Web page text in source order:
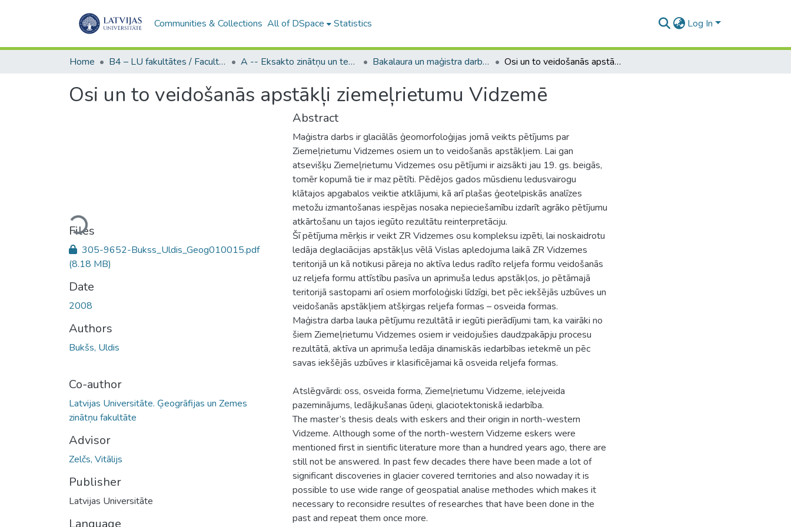
Communities & Collections All of DSpace Statistics Log In
Home B4 – LU fakultātes / Faculties of the UL A -- Eksakto zinātņu un tehnoloģiju fakultāte / Faculty of Science and Technology Bakalaura un maģistra darbi (EZTF) / Bachelor's and Master's theses Osi un to veidošanās apstākļi ziemeļrietumu Vidzemē
Osi un to veidošanās apstākļi ziemeļrietumu Vidzemē
Loading...
Files
305-9652-Bukss_Uldis_Geog010015.pdf
(8.18 MB)
Date
2008
Authors
Bukšs, Uldis
Co-author
Latvijas Universitāte. Ģeogrāfijas un Zemes
zinātņu fakultāte
Advisor
Zelčs, Vitālijs
Publisher
Latvijas Universitāte
Language
Abstract
Maģistra darbs ir glaciālās ģeomorfoloģijas jomā veikts pētījums par
Ziemeļrietumu Vidzemes osiem un to veidošanās apstākļiem. Lai gan
atsevišķu Ziemeļrietumu Vidzemes osu pētījumi ir aizsākti jau 19. gs. beigās,
tomēr kopumā tie ir maz pētīti. Pēdējos gados mūsdienu ledusvairogu
klātajos apgabalos veiktie atklājumi, kā arī plašas ģeotelpiskās analīzes
metožu izmantošanas iespējas nosaka nepieciešamību izdarīt agrāko pētījumu
atkārtošanu un tajos iegūto rezultātu reinterpretāciju.
Šī pētījuma mērķis ir veikt ZR Vidzemes osu kompleksu izpēti, lai noskaidrotu
ledāja deglaciācijas apstākļus vēlā Vislas apledojuma laikā ZR Vidzemes
teritorijā un kā notikusi pāreja no aktīva ledus radīto reljefa formu veidošanās
uz reljefa formu attīstību pasīva un aprimuša ledus apstākļos, jo pētāmajā
teritorijā sastopami arī osiem morfoloģiski līdzīgi, bet pēc iekšējās uzbūves un
veidošanās apstākļiem atšķirgas reljefa formas – osveida formas.
Maģistra darba lauka pētījumu rezultātā ir iegūti pierādījumi tam, ka vairāki no
šiem Ziemeļrietumu Vidzemes osiem ir veidojušies daudzpakāpju procesu
rezultātā, aktīva un aprimuša ledāja dinamiskās iedarbības ietekmē un pēc
savas iekšējās uzbūves ir klasificējamai kā osveida reljefa formas.
Atslēgvārdi: oss, osveida forma, Ziemeļrietumu Vidzeme, ielejveida
pazeminājums, ledājkušanas ūdeņi, glaciotektoniskā iedarbība.
The master’s thesis deals with eskers and their origin in north-western
Vidzeme. Although some of the north-western Vidzeme eskers were
mentioned first in sientific literature more than a hundred years ago, there are
still not be answered. In past few decades there have been made a lot of
significant discoveries in glacier covered territories and also nowaday it is
possible to use wide range of geospatial analise methodes which makes it
necessary to reconsidre resultes of researches that have been done in the
past and repeat them once more.